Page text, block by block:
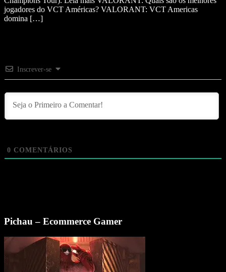
jogadores do VCT Américas? VALORANT: VCT Americas
domina […]
Inscrever-se
0 COMENTÁRIOS
Pichau – Ecommerce Gamer